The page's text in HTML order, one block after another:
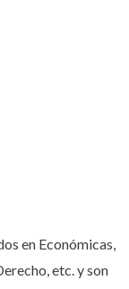
en Económicas,
etc. y son